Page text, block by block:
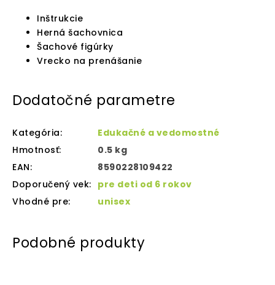
Inštrukcie
Herná šachovnica
Šachové figúrky
Vrecko na prenášanie
Dodatočné parametre
Kategória:
Edukačné a vedomostné
Hmotnosť:
0.5 kg
EAN:
8590228109422
Doporučený vek: pre deti od 6 rokov
Vhodné pre: unisex